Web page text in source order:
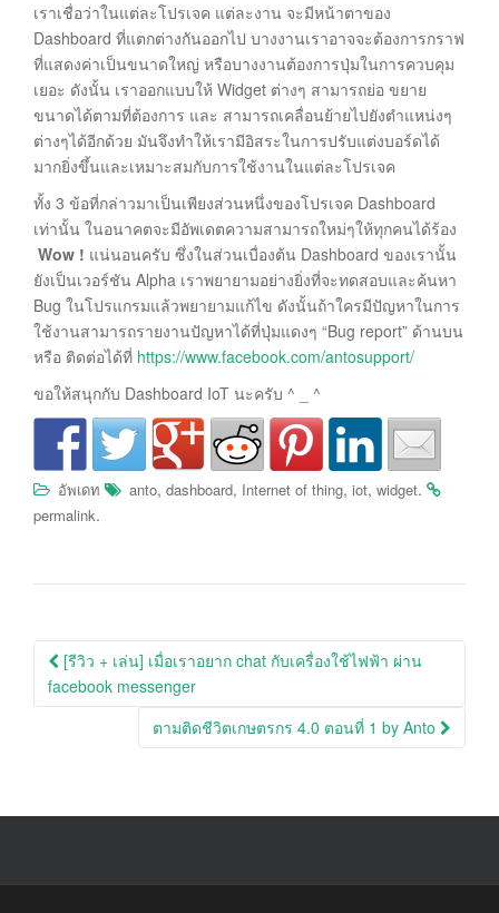
เราเชื่อว่าในแต่ละโปรเจค แต่ละงาน จะมีหน้าตาของ
Dashboard ที่แตกต่างกันออกไป บางงานเราอาจจะต้องการกราฟ
ที่แสดงค่าเป็นขนาดใหญ่ หรือบางงานต้องการปุ่มในการควบคุม
เยอะ ดังนั้น เราออกแบบให้ Widget ต่างๆ สามารถย่อ ขยาย
ขนาดได้ตามที่ต้องการ และ สามารถเคลื่อนย้ายไปยังตำแหน่งๆ
ต่างๆได้อีกด้วย มันจึงทำให้เรามีอิสระในการปรับแต่งบอร์ดได้
มากยิ่งขึ้นและเหมาะสมกับการใช้งานในแต่ละโปรเจค
ทั้ง 3 ข้อที่กล่าวมาเป็นเพียงส่วนหนึ่งของโปรเจค Dashboard
เท่านั้น ในอนาคตจะมีอัพเดตความสามารถใหม่ๆให้ทุกคนได้ร้อง
Wow ! แน่นอนครับ ซึ่งในส่วนเบื่องต้น Dashboard ของเรานั้น
ยังเป็นเวอร์ชัน Alpha เราพยายามอย่างยิ่งที่จะทดสอบและค้นหา
Bug ในโปรแกรมแล้วพยายามแก้ไข ดังนั้นถ้าใครมีปัญหาในการ
ใช้งานสามารถรายงานปัญหาได้ที่ปุ่มแดงๆ “Bug report” ด้านบน
หรือ ติดต่อได้ที่ https://www.facebook.com/antosupport/
ขอให้สนุกกับ Dashboard IoT นะครับ ^ _ ^
อัพเดท anto, dashboard, Internet of thing, iot, widget.
permalink.
Post
navigation
[รีวิว + เล่น] เมื่อเราอยาก chat กับเครื่องใช้ไฟฟ้า ผ่าน
facebook messenger
ตามติดชีวิตเกษตรกร 4.0 ตอนที่ 1 by Anto